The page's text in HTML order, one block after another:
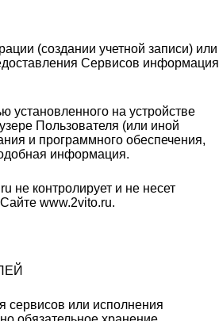
(создании учетной записи) или
Сервисов информация
установленного на устройстве
Пользователя (или иной
и программного обеспечения,
информация.
не контролирует и не несет
www.2vito.ru.
сервисов или исполнения